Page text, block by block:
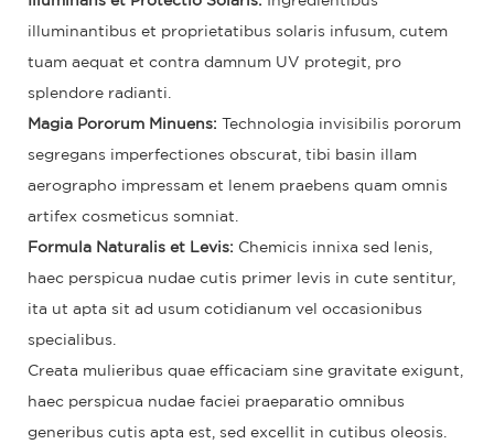
illuminantibus et proprietatibus solaris infusum, cutem
tuam aequat et contra damnum UV protegit, pro
splendore radianti.
Magia Pororum Minuens: Technologia invisibilis pororum
segregans imperfectiones obscurat, tibi basin illam
aerographo impressam et lenem praebens quam omnis
artifex cosmeticus somniat.
Formula Naturalis et Levis: Chemicis innixa sed lenis,
haec perspicua nudae cutis primer levis in cute sentitur,
ita ut apta sit ad usum cotidianum vel occasionibus
specialibus.
Creata mulieribus quae efficaciam sine gravitate exigunt,
haec perspicua nudae faciei praeparatio omnibus
generibus cutis apta est, sed excellit in cutibus oleosis.